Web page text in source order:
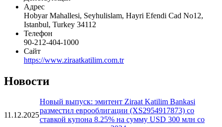
Наименование организации
Ziraat Katilim Bankasi A.S.
Статус организации
Действующая
Адрес
Hobyar Mahallesi, Seyhulislam, Hayri Efendi Cad No12,
Istanbul, Turkey 34112
Телефон
Сайт
Новости